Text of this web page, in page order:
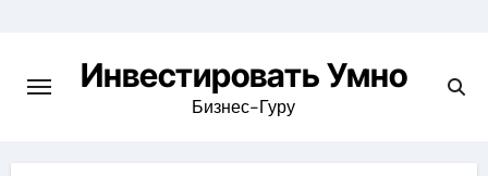
content
Инвестировать Умно
Бизнес-Гуру